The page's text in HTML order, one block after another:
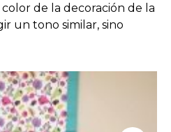
de la decoración de la
un tono similar, sino